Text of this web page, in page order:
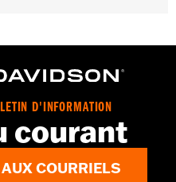
D'INFORMATION
courant
COURRIELS